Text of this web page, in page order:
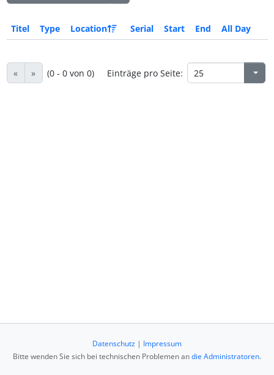
Titel Type Location Serial Start End All Day
« » (0 - 0 von 0) Einträge pro Seite:
Datenschutz | Impressum
Bitte wenden Sie sich bei technischen Problemen andie Administratoren.